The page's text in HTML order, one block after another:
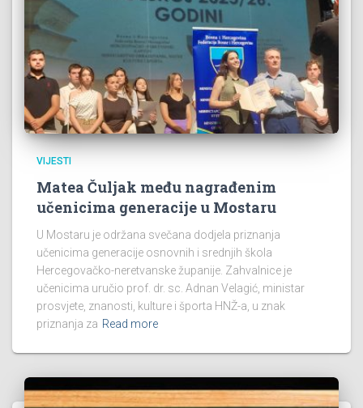
VIJESTI
Matea Čuljak među nagrađenim
učenicima generacije u Mostaru
U Mostaru je održana svečana dodjela priznanja
učenicima generacije osnovnih i srednjih škola
Hercegovačko-neretvanske županije. Zahvalnice je
učenicima uručio prof. dr. sc. Adnan Velagić, ministar
prosvjete, znanosti, kulture i športa HNŽ-a, u znak
priznanja za Read more